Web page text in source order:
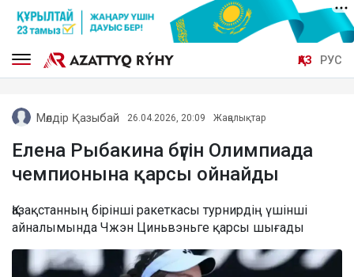
ҚАЗ РУС
Мөлдір Қазыбай 26.04.2026, 20:09 Жаңалықтар
Елена Рыбакина бүгін Олимпиада
чемпионына қарсы ойнайды
Қазақстанның бірінші ракеткасы турнирдің үшінші
айналымында Чжэн Циньвэньге қарсы шығады